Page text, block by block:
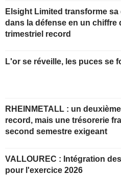
Elsight Limited transforme
dans la défense en un chiffre
trimestriel record
L'or se réveille, les puces se
RHEINMETALL : un deuxième trimestre
record, mais une trésorerie
second semestre exigeant
VALLOUREC : Intégration des prévisions
pour l'exercice 2026